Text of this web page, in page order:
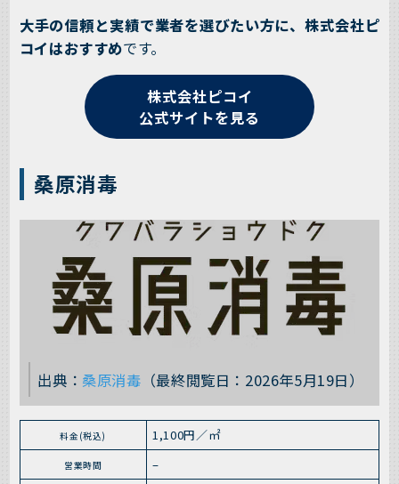
大手の信頼と実績で業者を選びたい方に、株式会社ピ
コイはおすすめです。
株式会社ピコイ
公式サイトを見る
桑原消毒
出典： 桑原消毒 （最終閲覧日：2026年5月19日）
料金(税込) 1,100円／㎡
営業時間 –